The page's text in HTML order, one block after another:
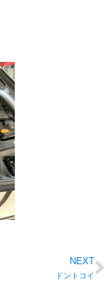
NEXT
ドントコイ